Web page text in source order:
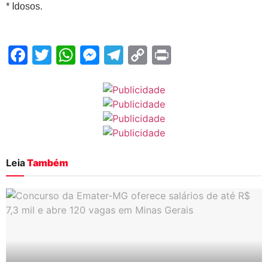
* Idosos.
Facebook
Twitter
WhatsApp
Messenger
Telegram
Copy
LeiaTambém